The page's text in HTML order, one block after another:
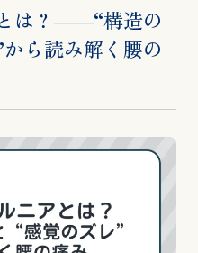
は？――“構造の
ら読み解く腰の